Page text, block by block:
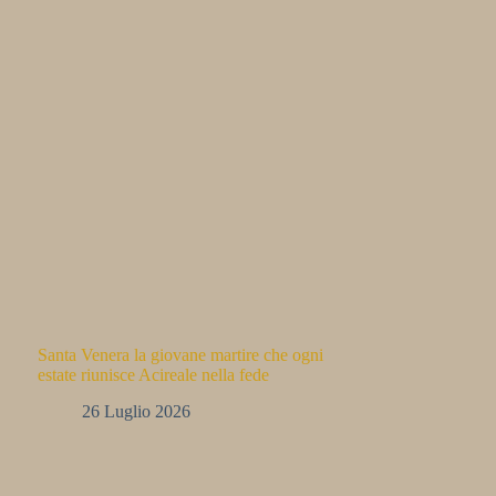
Santa Venera la giovane martire che ogni
estate riunisce Acireale nella fede
26 Luglio 2026